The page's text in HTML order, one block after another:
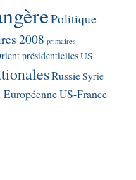
Politique
2008 primaires
présidentielles US
RussieSyrie
US-France